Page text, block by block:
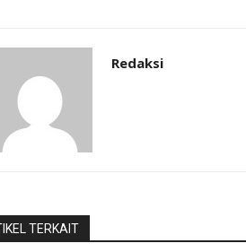
Redaksi
TERKAIT